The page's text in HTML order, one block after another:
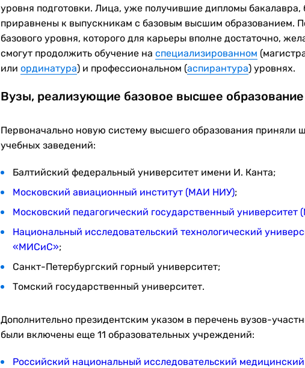
уровня подготовки. Лица, уже получившие дипломы бакалавра,
приравнены к выпускникам с базовым высшим образованием.
базового уровня, которого для карьеры вполне достаточно,
смогут продолжить обучение на специализированном
или ординатура) и профессиональном (аспирантура) уровнях.
Вузы, реализующие базовое высшее образование
Первоначально новую систему высшего образования приняли
учебных заведений:
Балтийский федеральный университет имени И. Канта;
Московский авиационный институт (МАИ НИУ);
Московский педагогический государственный университет
Национальный исследовательский технологический
«МИСиС»;
Санкт-Петербургский горный университет;
Томский государственный университет.
Дополнительно президентским указом в перечень вузов-
были включены еще 11 образовательных учреждений:
Российский национальный исследовательский медицинский